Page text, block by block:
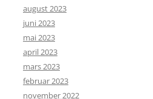
august 2023
juni 2023
mai 2023
april 2023
mars 2023
februar 2023
november 2022